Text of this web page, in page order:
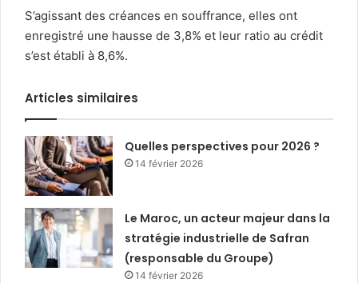
S’agissant des créances en souffrance, elles ont
enregistré une hausse de 3,8% et leur ratio au crédit
s’est établi à 8,6%.
Articles similaires
Quelles perspectives pour 2026 ?
14 février 2026
Le Maroc, un acteur majeur dans la
stratégie industrielle de Safran
(responsable du Groupe)
14 février 2026